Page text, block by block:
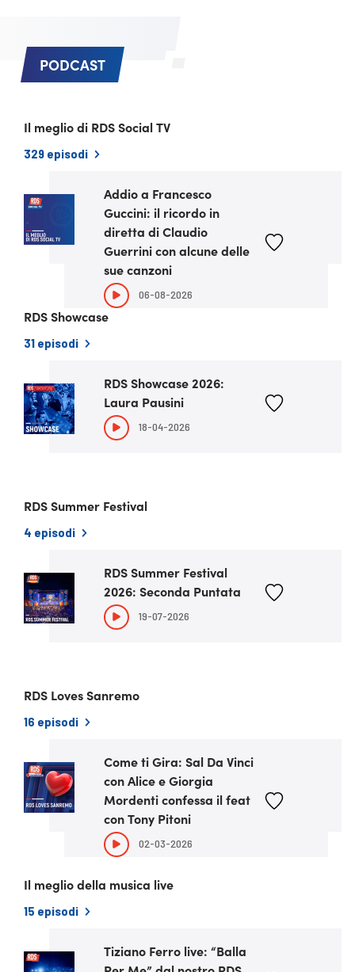
PODCAST
Il meglio di RDS Social TV
329 episodi
ULTIMO EPISODIO
Addio a Francesco
Guccini: il ricordo in
diretta di Claudio
Guerrini con alcune delle
sue canzoni
06-08-2026
RDS Showcase
31 episodi
ULTIMO EPISODIO
RDS Showcase 2026:
Laura Pausini
18-04-2026
RDS Summer Festival
4 episodi
ULTIMO EPISODIO
RDS Summer Festival
2026: Seconda Puntata
19-07-2026
RDS Loves Sanremo
16 episodi
ULTIMO EPISODIO
Come ti Gira: Sal Da Vinci
con Alice e Giorgia
Mordenti confessa il feat
con Tony Pitoni
02-03-2026
Il meglio della musica live
15 episodi
ULTIMO EPISODIO
Tiziano Ferro live: “Balla